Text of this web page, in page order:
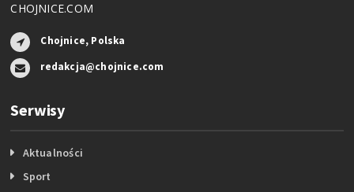
CHOJNICE.COM
Chojnice, Polska
redakcja@chojnice.com
Serwisy
Aktualności
Sport